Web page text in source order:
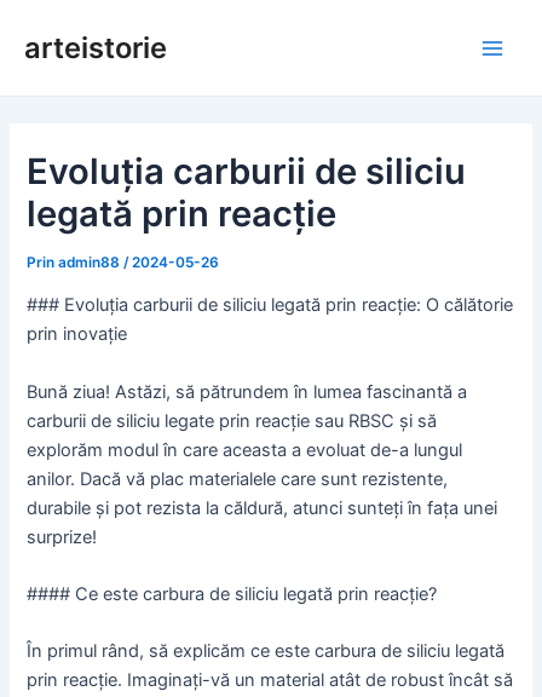
arteistorie
Evoluția carburii de siliciu
legată prin reacție
Prinadmin88 /2024-05-26
### Evoluția carburii de siliciu legată prin reacție: O călătorie
prin inovație
Bună ziua! Astăzi, să pătrundem în lumea fascinantă a
carburii de siliciu legate prin reacție sau RBSC și să
explorăm modul în care aceasta a evoluat de-a lungul
anilor. Dacă vă plac materialele care sunt rezistente,
durabile și pot rezista la căldură, atunci sunteți în fața unei
surprize!
#### Ce este carbura de siliciu legată prin reacție?
În primul rând, să explicăm ce este carbura de siliciu legată
prin reacție. Imaginați-vă un material atât de robust încât să